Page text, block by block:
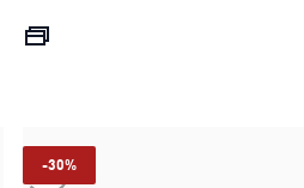
-30%